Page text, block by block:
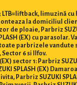
limuzină
la domiciliul
de ploaie, Parbriz
(EX) cu
parbrizele vandute
Sector 6 si Ilfov.
sector 1: Parbriz
SPLASH (EX)
Parbriz SUZUKI